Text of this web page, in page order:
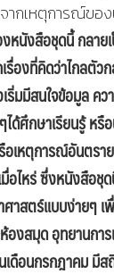
กเหตุการณ์ขอ
หนังสือชุดนี้ กลา
องที่คิดว่าไกลตัว
มมีสนใจข้อมูล คว
ด้ศึกษาเรียนรู้ หรื
อเหตุการณ์อันตรา
อไหร่ ซึ่งหนังสือชุ
ศาสตร์แบบง่ายๆ
งสมุด อุทยานการ
ดือนกรกฎาคม มี